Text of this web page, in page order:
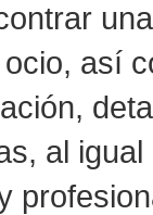
así
al